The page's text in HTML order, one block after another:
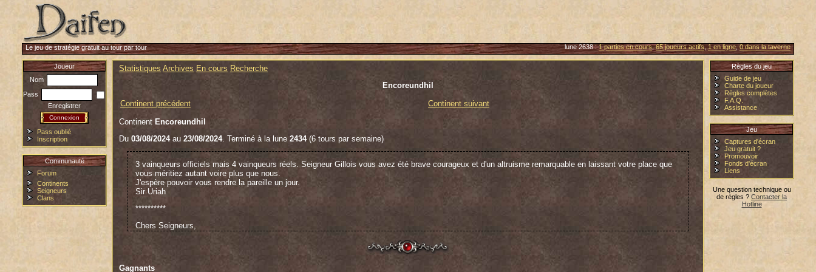
Le jeu de stratégie gratuit au tour par tour lune 2638 :1 parties en cours,65 joueurs actifs, 1 en ligne,0 dans la taverne
Joueur
Nom
Pass
Enregistrer
Pass oublié
Inscription
Communauté
Forum
Continents
Seigneurs
Clans
Statistiques Archives En cours Recherche
Encoreundhil
Continent précédent
Continent suivant
Continent Encoreundhil
Du 03/08/2024au 23/08/2024. Terminé à la lune 2434(6 tours par semaine)
3 vainqueurs officiels mais 4 vainqueurs réels. Seigneur Gillois vous avez été brave courageux et d'un altruisme remarquable en laissant votre place que
vous méritiez autant voire plus que nous.
J'espère pouvoir vous rendre la pareille un jour.
Sir Uriah
**********
Chers Seigneurs,
Je tenais à vous adresser un grand merci à chacun d'entre vous pour cette épopée inoubliable. Dans nos royaumes respectifs, nous avons forgé des
alliances, mené des batailles acharnées et scellé un traité de paix honorable. Chaque moment passé sur le champ de guerre, au milieu des flammes et
des épées croisées, restera gravé dans mon esprit comme autant de souvenirs glorieux.
Gagnants
Règles du jeu
Guide de jeu
Charte du joueur
Règles complètes
F.A.Q.
Assistance
Jeu
Captures d'écran
Jeu gratuit ?
Promouvoir
Fonds d'écran
Liens
Une question technique ou
de règles ? Contacter la
Hotline